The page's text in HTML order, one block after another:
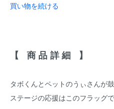
買い物を続ける
【 商品詳細 】
タボくんとペットのうぃさんが
ステージの応援はこのフラッグ